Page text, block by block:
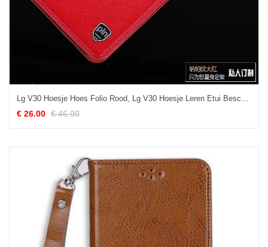
Lg V30 Hoesje Hoes Folio Rood, Lg V30 Hoesje Leren Etui Bescherming
€ 26.00 € 46.00